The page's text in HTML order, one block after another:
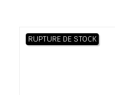
RUPTURE DE STOCK